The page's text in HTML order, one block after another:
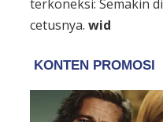
terkoneksi: Semakin
cetusnya. wid